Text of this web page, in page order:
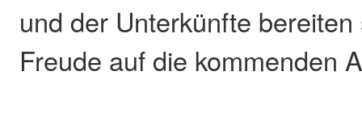
und der Unterkünfte
Freude auf die kommenden